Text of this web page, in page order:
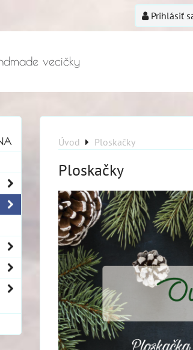
Prihlásiť
vecičky
Úvod Ploskačky
Ploskačky